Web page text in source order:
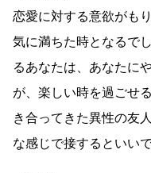
恋愛に対する意欲がも
気に満ちた時となるで
るあなたは、あなたに
が、楽しい時を過ごせ
き合ってきた異性の友
な感じで接するといいで